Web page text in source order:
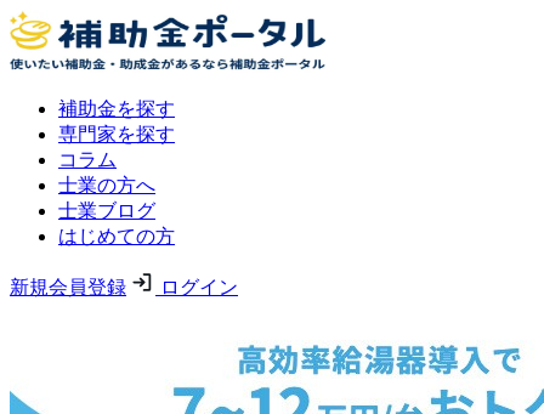
補助金を探す
専門家を探す
コラム
士業の方へ
士業ブログ
はじめての方
新規会員登録 ログイン